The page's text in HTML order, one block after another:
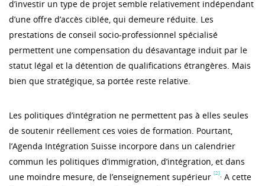
d’investir un type de projet semble relativement indépendant
d’une offre d’accès ciblée, qui demeure réduite. Les
prestations de conseil socio-professionnel spécialisé
permettent une compensation du désavantage induit par le
statut légal et la détention de qualifications étrangères. Mais
bien que stratégique, sa portée reste relative.
Les politiques d’intégration ne permettent pas à elles seules
de soutenir réellement ces voies de formation. Pourtant,
l’Agenda Intégration Suisse incorpore dans un calendrier
commun les politiques d’immigration, d’intégration, et dans
une moindre mesure, de l’enseignement supérieur [2]
A cette